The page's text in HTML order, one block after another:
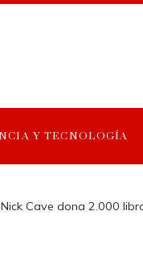
Y TECNOLOGÍA
Nick Cave dona 2.000